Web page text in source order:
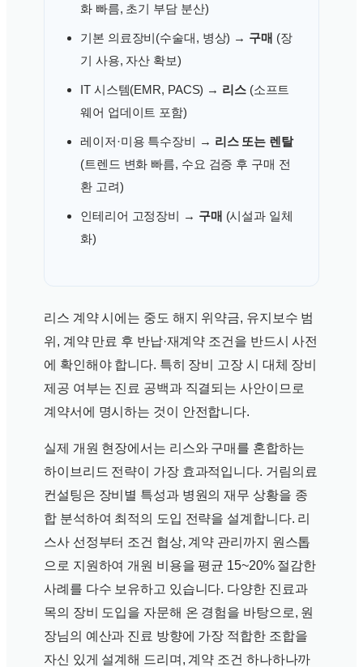
화 빠름, 초기 부담 분산)
기본 의료장비(수술대, 병상) → 구매 (장
기 사용, 자산 확보)
IT 시스템(EMR, PACS) → 리스(소프트
웨어 업데이트 포함)
레이저·미용 특수장비 → 리스 또는 렌탈
(트렌드 변화 빠름, 수요 검증 후 구매 전
환 고려)
인테리어 고정장비 → 구매 (시설과 일체
화)
리스 계약 시에는 중도 해지 위약금, 유지보수 범
위, 계약 만료 후 반납·재계약 조건을 반드시 사전
에 확인해야 합니다. 특히 장비 고장 시 대체 장비
제공 여부는 진료 공백과 직결되는 사안이므로
계약서에 명시하는 것이 안전합니다.
실제 개원 현장에서는 리스와 구매를 혼합하는
하이브리드 전략이 가장 효과적입니다. 거림의료
컨설팅은 장비별 특성과 병원의 재무 상황을 종
합 분석하여 최적의 도입 전략을 설계합니다. 리
스사 선정부터 조건 협상, 계약 관리까지 원스톱
으로 지원하여 개원 비용을 평균 15~20% 절감한
사례를 다수 보유하고 있습니다. 다양한 진료과
목의 장비 도입을 자문해 온 경험을 바탕으로, 원
장님의 예산과 진료 방향에 가장 적합한 조합을
자신 있게 설계해 드리며, 계약 조건 하나하나까